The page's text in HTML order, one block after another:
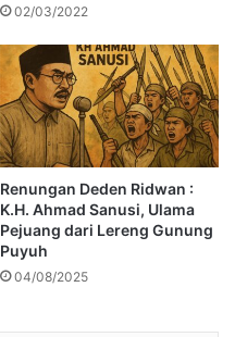
02/03/2022
Renungan Deden Ridwan :
K.H. Ahmad Sanusi, Ulama
Pejuang dari Lereng Gunung
Puyuh
04/08/2025